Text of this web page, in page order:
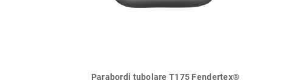
Parabordi tubolare T175 Fendertex®